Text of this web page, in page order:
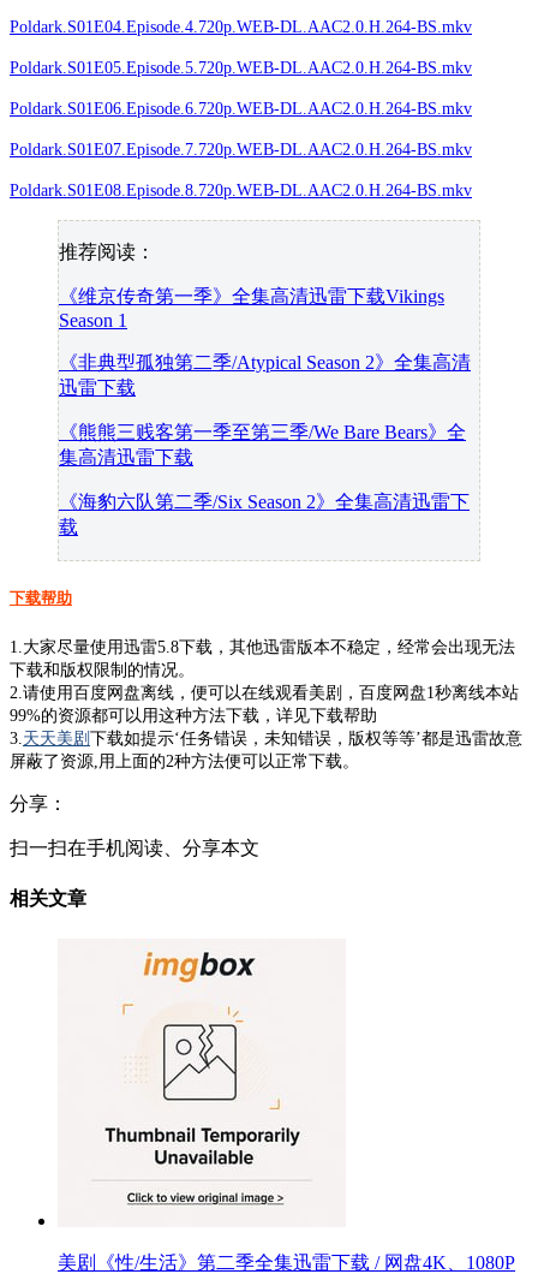
Poldark.S01E04.Episode.4.720p.WEB-DL.AAC2.0.H.264-BS.mkv
Poldark.S01E05.Episode.5.720p.WEB-DL.AAC2.0.H.264-BS.mkv
Poldark.S01E06.Episode.6.720p.WEB-DL.AAC2.0.H.264-BS.mkv
Poldark.S01E07.Episode.7.720p.WEB-DL.AAC2.0.H.264-BS.mkv
Poldark.S01E08.Episode.8.720p.WEB-DL.AAC2.0.H.264-BS.mkv
推荐阅读：
《维京传奇第一季》全集高清迅雷下载Vikings
Season 1
《非典型孤独第二季/Atypical Season 2》全集高清
迅雷下载
《熊熊三贱客第一季至第三季/We Bare Bears》全
集高清迅雷下载
《海豹六队第二季/Six Season 2》全集高清迅雷下
载
下载帮助
1.大家尽量使用迅雷5.8下载，其他迅雷版本不稳定，经常会出现无法
下载和版权限制的情况。
2.请使用百度网盘离线，便可以在线观看美剧，百度网盘1秒离线本站
99%的资源都可以用这种方法下载，详见下载帮助
3.天天美剧 下载如提示‘任务错误，未知错误，版权等等’都是迅雷故意
屏蔽了资源,用上面的2种方法便可以正常下载。
分享：
扫一扫在手机阅读、分享本文
相关文章
美剧《性/生活》第二季全集迅雷下载 / 网盘4K、1080P